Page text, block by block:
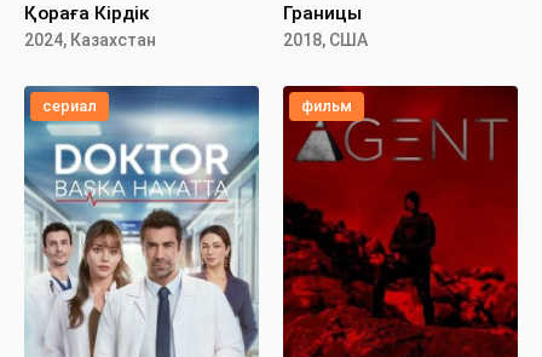
Қораға Кірдік
2024, Казахстан
Границы
2018, США
сериал фильм